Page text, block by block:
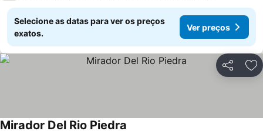
Selecione as datas para ver os preços
exatos.
Ver preços
Partilhar
Mirador Del Rio Piedra